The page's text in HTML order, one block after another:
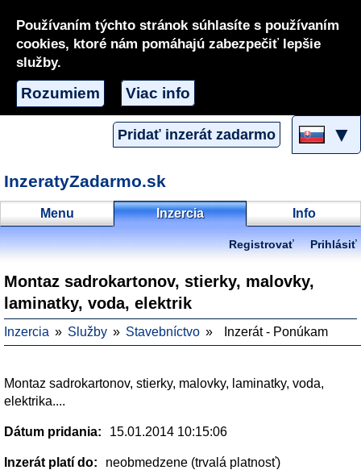
Používaním týchto stránok súhlasíte s používaním
cookies, ktoré nám pomáhajú zabezpečiť lepšie
služby.
Rozumiem Viac info
Pridať inzerát zadarmo ▼
InzeratyZadarmo.sk
Menu Inzercia Info
Registrovať Prihlásiť
Montaz sadrokartonov, stierky, malovky,
laminatky, voda, elektrik
Inzercia Služby Stavebníctvo Inzerát - Ponúkam
Montaz sadrokartonov, stierky, malovky, laminatky, voda,
elektrika....
Dátum pridania: 15.01.2014 10:15:06
Inzerát platí do: neobmedzene (trvalá platnosť)